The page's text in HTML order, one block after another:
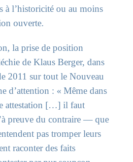
à l’historicité ou au moins
ouverte.
la prise de position
de Klaus Berger, dans
2011 sur tout le Nouveau
d’attention : « Même dans
attestation […] il faut
preuve du contraire — que
pas tromper leurs
raconter des faits